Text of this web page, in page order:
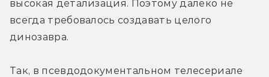
высокая детализация. Поэтому далеко не
всегда требовалось создавать целого
динозавра.
Так, в псевдодокументальном телесериале